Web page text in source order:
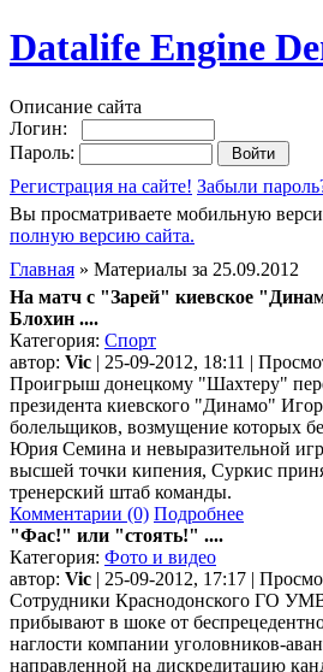
Datalife Engine
Описание сайта
Логин:
Пароль:
Регистрация на сайте! Забыли
Вы просматриваете мобильную
полную версию сайта.
Главная » Материалы за 25.09.2012
На матч с "Зарей" киевское
Блохин ....
Категория: Спорт
автор: Vic | 25-09-2012, 18:11 |
Проигрыш донецкому "Шахтеру"
президента киевского "Динамо"
болельщиков, возмущение которых
Юрия Семина и невыразительной
высшей точки кипения, Суркис
тренерский штаб команды.
Комментарии (0) Подробнее
"Фас!" или "стоять!" ....
Категория: Фото и видео
автор: Vic | 25-09-2012, 17:17 |
Сотрудники Краснодонского ГО
прибывают в шоке от
наглости компании уголовников-
направленной на дискредитацию